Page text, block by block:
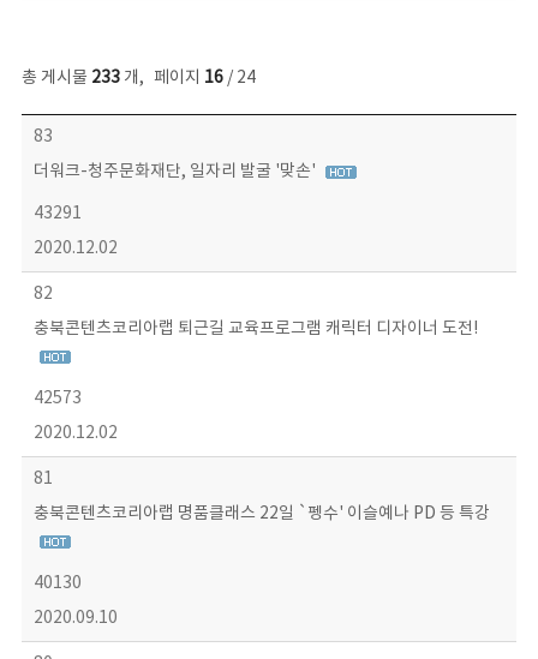
총 게시물 233개, 페이지 16/ 24
보도자료 목록 - 번호, 제목, 작성자, 파일, 조회수, 작성일 정보 제공
83
더워크-청주문화재단, 일자리 발굴 '맞손'
43291
2020.12.02
82
충북콘텐츠코리아랩 퇴근길 교육프로그램 캐릭터 디자이너 도전!
42573
2020.12.02
81
충북콘텐츠코리아랩 명품클래스 22일 `펭수' 이슬예나 PD 등 특강
40130
2020.09.10